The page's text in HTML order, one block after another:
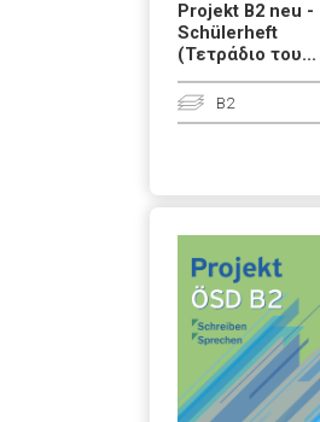
Projekt B2 neu -
Schülerheft
(Τετράδιο του...
B2